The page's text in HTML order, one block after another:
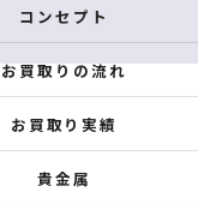
コンセプト
お買取りの流れ
お買取り実績
貴金属